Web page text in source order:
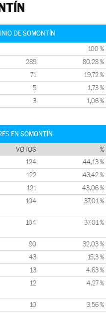
DE SOMONTÍN
100 %
289 80,28 %
71 19,72 %
5 1,73 %
3 1,06 %
EN SOMONTÍN
VOTOS %
124 44,13 %
122 43,42 %
121 43,06 %
104 37,01 %
104 37,01 %
90 32,03 %
43 15,3 %
13 4,63 %
12 4,27 %
10 3,56 %